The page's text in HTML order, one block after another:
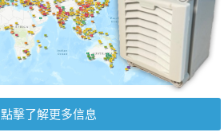
點擊了解更多信息